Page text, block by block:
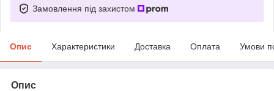
Замовлення під захистом
Опис Характеристики Доставка Оплата Умови
Опис